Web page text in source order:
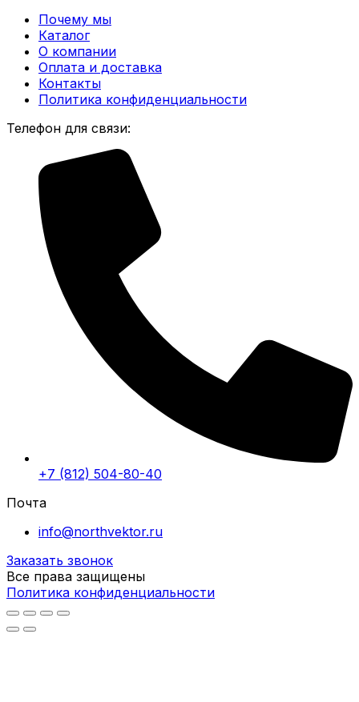
Почему мы
Каталог
О компании
Оплата и доставка
Контакты
Политика конфиденциальности
Телефон для связи:
+7 (812) 504-80-40
Почта
info@northvektor.ru
Заказать звонок
Все права защищены
Политика конфиденциальности